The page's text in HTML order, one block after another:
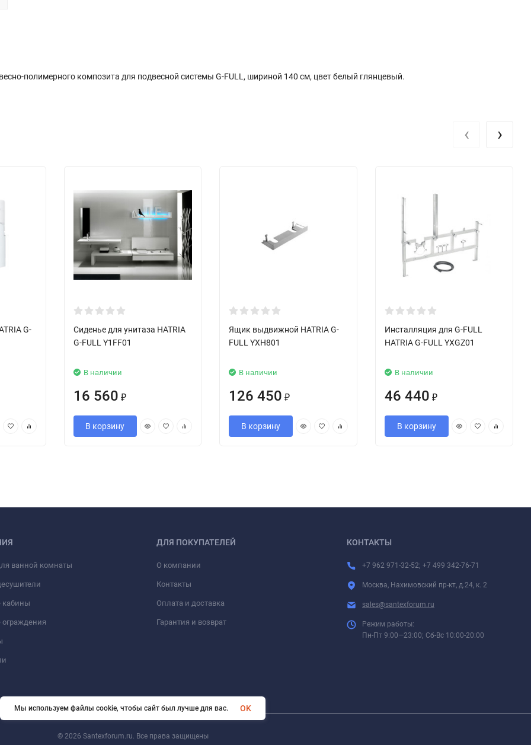
полимерного композита для подвесной системы G-FULL, шириной 140 см, цвет белый глянцевый.
G-
Сиденье для унитаза HATRIA
G-FULL Y1FF01
В наличии
16 560 ₽
В корзину
Ящик выдвижной HATRIA G-
FULL YXH801
В наличии
126 450 ₽
В корзину
Инсталляция для G-FULL
HATRIA G-FULL YXGZ01
В наличии
46 440 ₽
В корзину
‹ ›
ванной комнаты
ДЛЯ ПОКУПАТЕЛЕЙ
О компании
Контакты
Оплата и доставка
Гарантия и возврат
КОНТАКТЫ
+7 962 971-32-52; +7 499 342-76-71
Москва, Нахимовский пр-кт, д.24, к. 2
sales@santexforum.ru
Режим работы:
Пн-Пт 9:00—23:00; Сб-Вс 10:00-20:00
© 2026 Santexforum.ru. Все права защищены
Мы используем файлы cookie, чтобы сайт был лучше для вас. OK